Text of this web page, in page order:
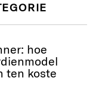
hoe
ten koste